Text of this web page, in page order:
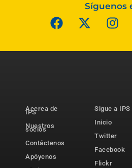
Síguenos
Acerca de
IPS
Nuestros
socios
Contáctenos
Apóyenos
Sigue a IPS
Inicio
Twitter
Facebook
Flickr